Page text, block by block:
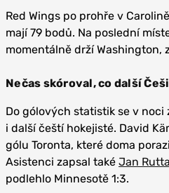
Red Wings po prohře v
mají 79 bodů. Na poslední
momentálně drží Washington,
Nečas skóroval, co další
Do gólových statistik se v
i další čeští hokejisté. David
gólu Toronta, které doma
Asistenci zapsal také Jan Rutta
podlehlo Minnesotě 1:3.